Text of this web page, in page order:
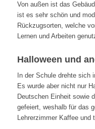
Von außen ist das
ist es sehr schön und
Rückzugsorten, welche
Lernen und Arbeiten
Halloween und
In der Schule drehte sich
Es wurde aber nicht nur
Deutschen Einheit sowie
gefeiert, weshalb für das
Lehrerzimmer Kaffee und